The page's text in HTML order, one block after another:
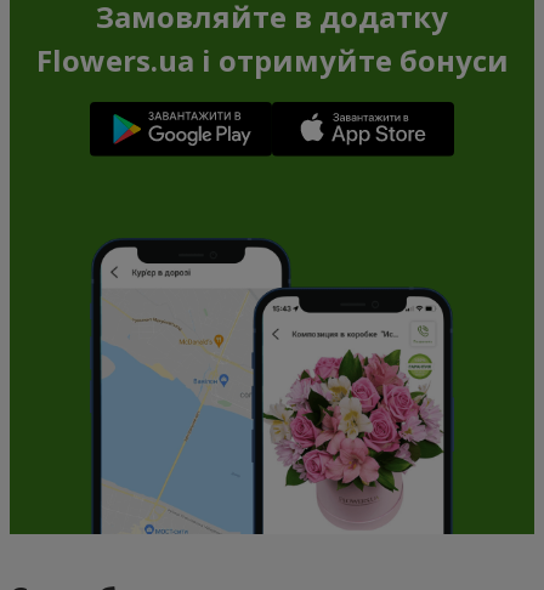
Замовляйте в додатку
Flowers.ua і отримуйте бонуси